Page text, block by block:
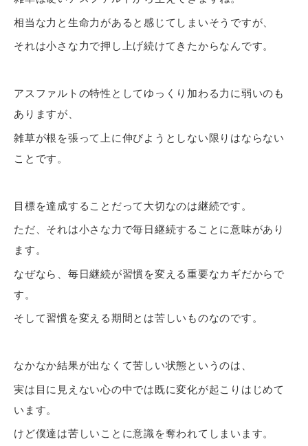
相当な力と生命力があると感じてしまいそうですが、
それは小さな力で押し上げ続けてきたからなんです。
アスファルトの特性としてゆっくり加わる力に弱いのも
ありますが、
雑草が根を張って上に伸びようとしない限りはならない
ことです。
目標を達成することだって大切なのは継続です。
ただ、それは小さな力で毎日継続することに意味があり
ます。
なぜなら、毎日継続が習慣を変える重要なカギだからで
す。
そして習慣を変える期間とは苦しいものなのです。
なかなか結果が出なくて苦しい状態というのは、
実は目に見えない心の中では既に変化が起こりはじめて
います。
けど僕達は苦しいことに意識を奪われてしまいます。